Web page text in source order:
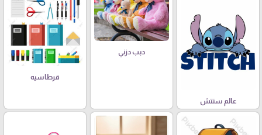
عالم ستتش
دبب دزني
قرطاسيه